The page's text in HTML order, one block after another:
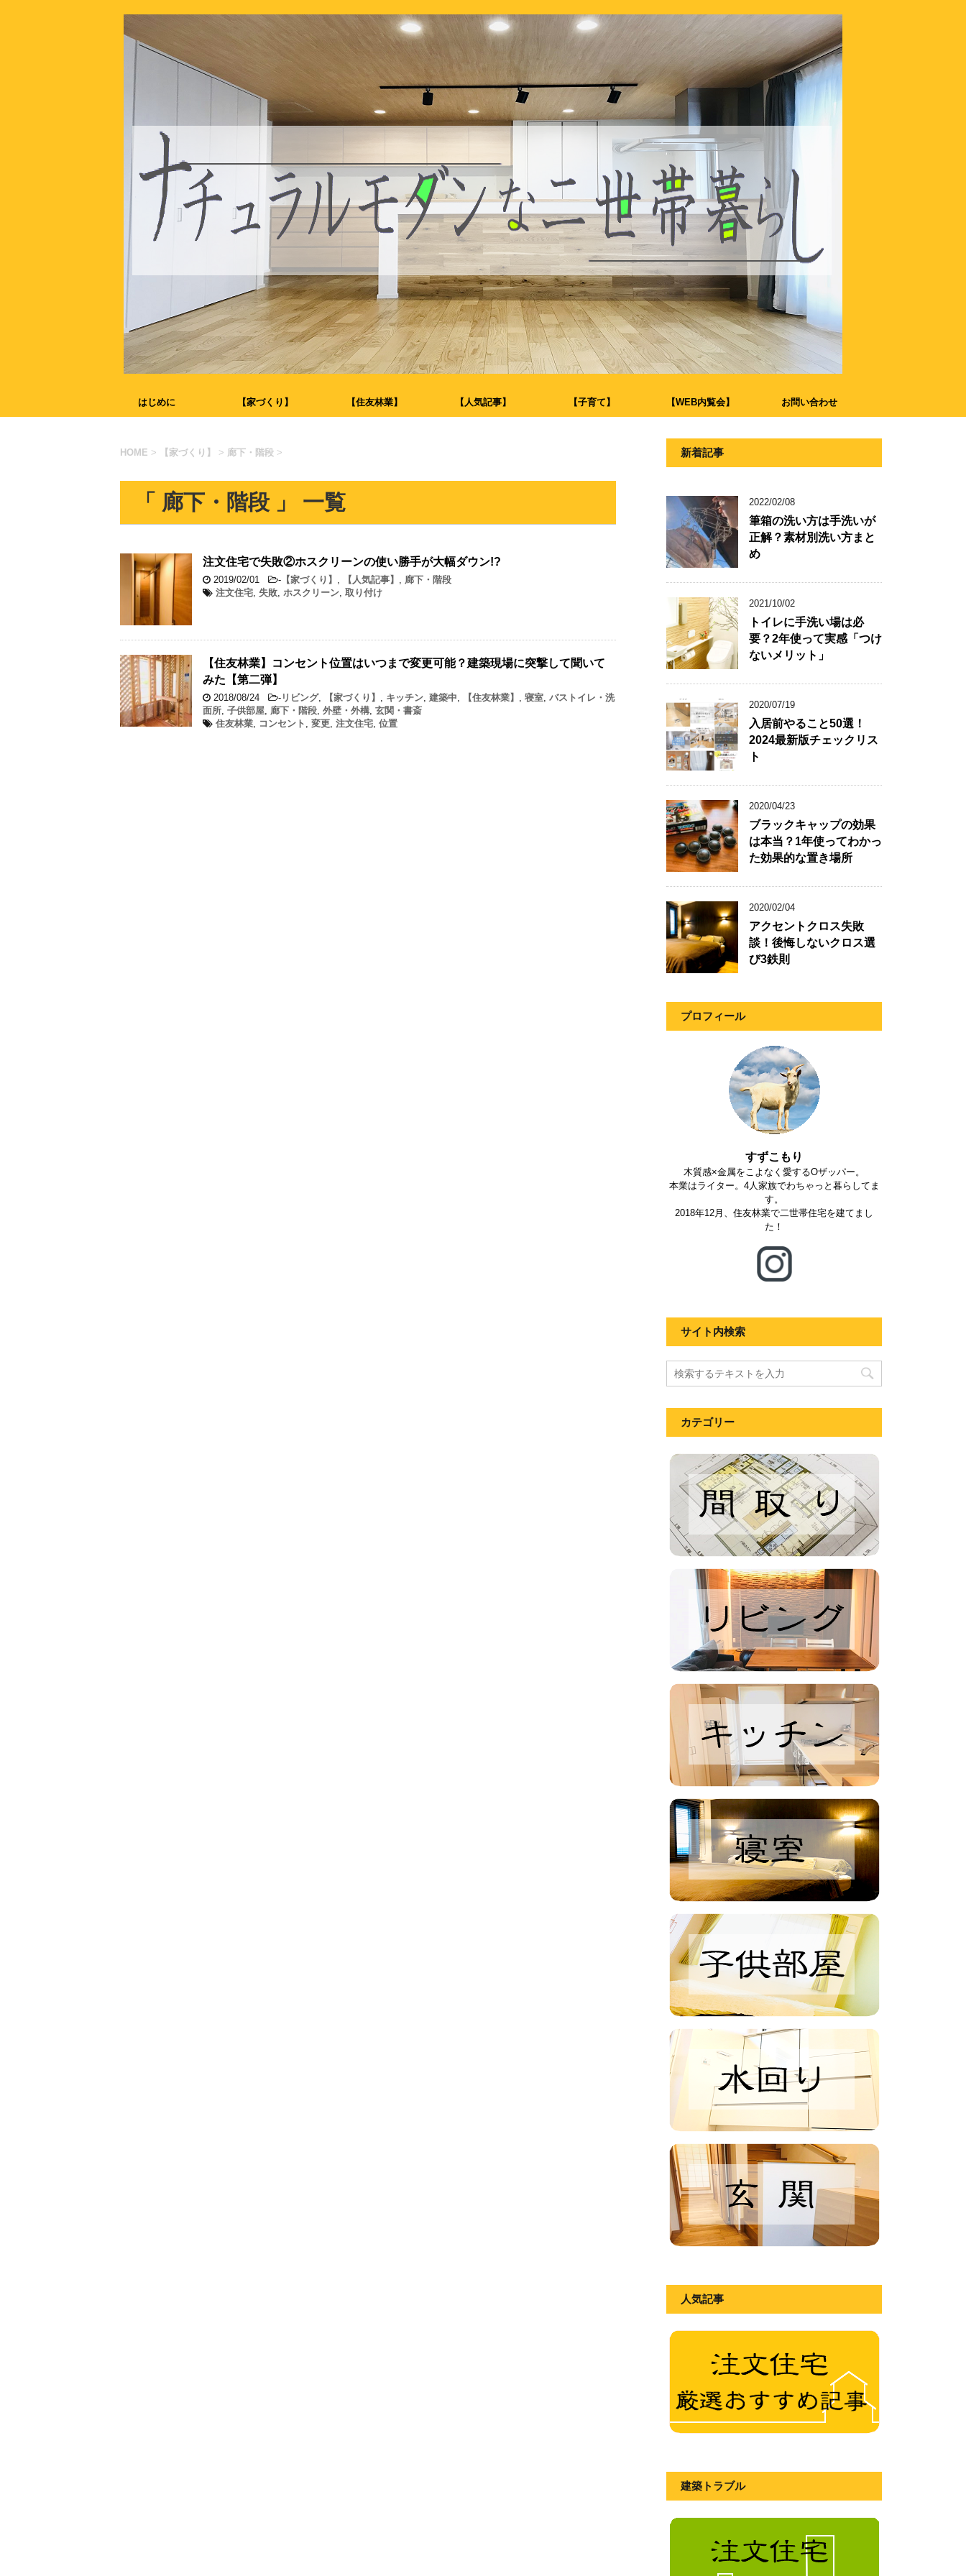
はじめに 【家づくり】 【住友林業】 【人気記事】 【子育て】 【WEB内覧会】 お問い合わせ
HOME > 【家づくり】 > 廊下・階段 >
「 廊下・階段 」 一覧
注文住宅で失敗②ホスクリーンの使い勝手が大幅ダウン!?
2019/02/01 - 【家づくり】 , 【人気記事】 , 廊下・階段
注文住宅, 失敗, ホスクリーン, 取り付け
【住友林業】コンセント位置はいつまで変更可能？建築現場に突撃して聞いて
みた【第二弾】
2018/08/24 - リビング, 【家づくり】 , キッチン, 建築中, 【住友林業】 , 寝室, バストイレ・洗
面所, 子供部屋, 廊下・階段, 外壁・外構, 玄関・書斎
住友林業, コンセント , 変更, 注文住宅, 位置
新着記事
2022/02/08
筆箱の洗い方は手洗いが
正解？素材別洗い方まと
め
2021/10/02
トイレに手洗い場は必
要？2年使って実感「つけ
ないメリット」
2020/07/19
入居前やること50選！
2024最新版チェックリス
ト
2020/04/23
ブラックキャップの効果
は本当？1年使ってわかっ
た効果的な置き場所
2020/02/04
アクセントクロス失敗
談！後悔しないクロス選
び3鉄則
プロフィール
すずこもり
木質感×金属をこよなく愛するOザッパー。
本業はライター。4人家族でわちゃっと暮らしてま
す。
2018年12月、住友林業で二世帯住宅を建てまし
た！
サイト内検索
カテゴリー
人気記事
建築トラブル